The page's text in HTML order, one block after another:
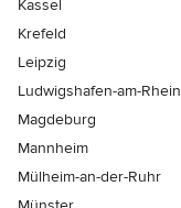
Kassel
Krefeld
Leipzig
Ludwigshafen-am-Rhein
Magdeburg
Mannheim
Mülheim-an-der-Ruhr